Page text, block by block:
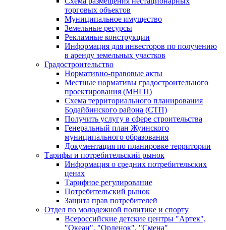
торговых объектов
Муниципальное имущество
Земельные ресурсы
Рекламные конструкции
Информация для инвесторов по получению
в аренду земельных участков
Градостроительство
Нормативно-правовые акты
Местные нормативы градостроительного
проектирования (МНГП)
Схема территориального планирования
Бодайбинского района (СТП)
Получить услугу в сфере строительства
Генеральный план Жуинского
муниципального образования
Документация по планировке территории
Тарифы и потребительский рынок
Информация о средних потребительских
ценах
Тарифное регулирование
Потребительский рынок
Защита прав потребителей
Отдел по молодежной политике и спорту
Всероссийские детские центры "Артек",
"Океан", "Орленок", "Смена"